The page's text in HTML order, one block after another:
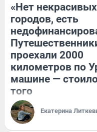
«Нет некрасивых
городов, есть
проехали 2000
километров по
машине — стоило
того
Екатерина